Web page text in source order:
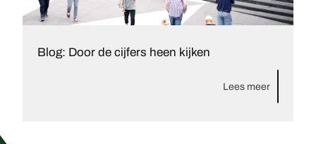
Blog: Door de cijfers heen kijken
Lees meer